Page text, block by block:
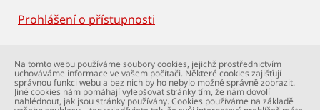
Footer
Prohlášení o přístupnosti
práva vyhrazena. Foto: 2. LF a Shutterstock.com.
Podpora webu:webmaster@lfmotol.cuni.cz
Na tomto webu používáme soubory cookies, jejichž prostřednictvím
uchováváme informace ve vašem počítači. Některé cookies zajišťují
správnou funkci webu a bez nich by ho nebylo možné správně zobrazit.
Jiné cookies nám pomáhají vylepšovat stránky tím, že nám dovolí
nahlédnout, jak jsou stránky používány. Cookies používáme na základě